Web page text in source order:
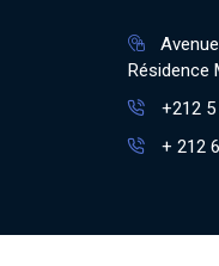
Résidence
+212 5
+ 212